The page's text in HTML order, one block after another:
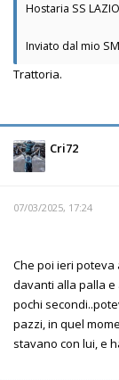
Hostaria SS LAZIO
Inviato dal mio
Trattoria.
Cri72
07/03/2025, 17:24
Che poi ieri
davanti alla palla
pochi
pazzi, in quel
stavano con lui, e